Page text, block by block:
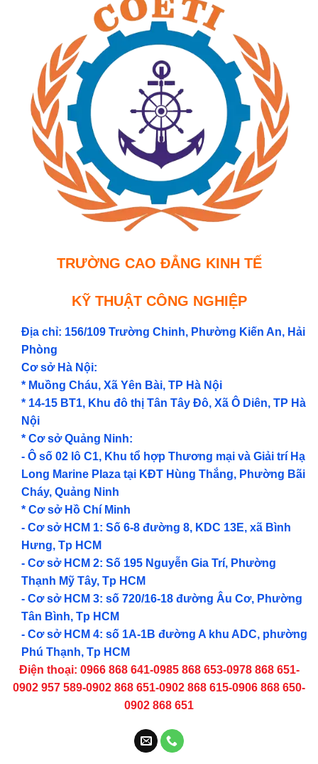
TRƯỜNG CAO ĐẲNG KINH TẾ
KỸ THUẬT CÔNG NGHIỆP
Địa chỉ: 156/109 Trường Chinh, Phường Kiến An, Hải
Phòng
Cơ sở Hà Nội:
* Muồng Cháu, Xã Yên Bài, TP Hà Nội
* 14-15 BT1, Khu đô thị Tân Tây Đô, Xã Ô Diên, TP Hà
Nội
* Cơ sở Quảng Ninh:
- Ô số 02 lô C1, Khu tổ hợp Thương mại và Giải trí Hạ
Long Marine Plaza tại KĐT Hùng Thắng, Phường Bãi
Cháy, Quảng Ninh
* Cơ sở Hồ Chí Minh
- Cơ sở HCM 1: Số 6-8 đường 8, KDC 13E, xã Bình
Hưng, Tp HCM
- Cơ sở HCM 2: Số 195 Nguyễn Gia Trí, Phường
Thạnh Mỹ Tây, Tp HCM
- Cơ sở HCM 3: số 720/16-18 đường Âu Cơ, Phường
Tân Bình, Tp HCM
- Cơ sở HCM 4: số 1A-1B đường A khu ADC, phường
Phú Thạnh, Tp HCM
Điện thoại: 0966 868 641-0985 868 653-0978 868 651-
0902 957 589-0902 868 651-0902 868 615-0906 868 650-
0902 868 651